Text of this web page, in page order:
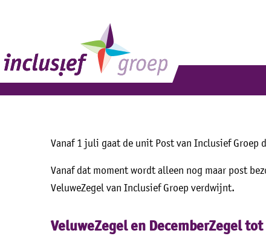
Vanaf 1 juli gaat de unit Post van Inclusief Groep
Vanaf dat moment wordt alleen nog maar post
VeluweZegel van Inclusief Groep verdwijnt.
VeluweZegel en DecemberZegel